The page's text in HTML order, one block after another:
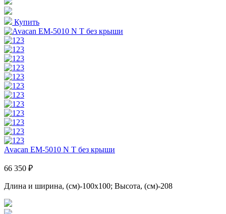
Купить
Avacan EM-5010 N T без крыши
66 350 ₽
Длина и ширина, (см)-100x100; Высота, (см)-208